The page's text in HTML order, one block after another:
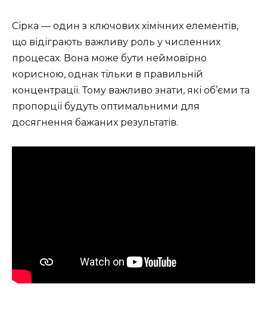
Сірка — один з ключових хімічних елементів,
що відіграють важливу роль у численних
процесах. Вона може бути неймовірно
корисною, однак тільки в правильній
концентрації. Тому важливо знати, які об’єми та
пропорції будуть оптимальними для
досягнення бажаних результатів.